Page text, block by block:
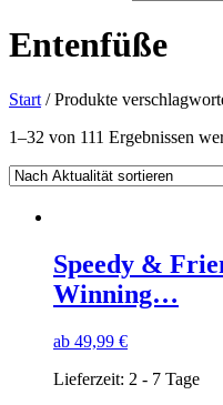
Entenfüße
Start / Produkte
1–32 von 111 Ergebnissen
Speedy &
Winning…
ab 49,99 €
Lieferzeit: 2 - 7 Tage